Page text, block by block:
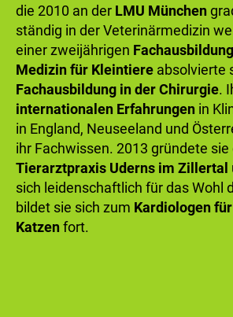
die 2010 an der LMU München
ständig in der Veterinärmedizin
einer zweijährigen
Medizin für Kleintiere absolvierte
Fachausbildung in der Chirurgie.
internationalen Erfahrungen in
in England, Neuseeland und
ihr Fachwissen. 2013 gründete sie
Tierarztpraxis Uderns im Zillertal
sich leidenschaftlich für das Wohl
bildet sie sich zum Kardiologen
Katzenfort.